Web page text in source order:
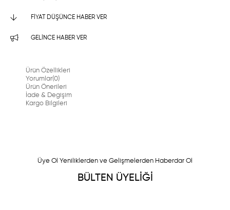
FIYAT DÜŞÜNCE HABER VER
GELINCE HABER VER
Ürün Özellikleri
Yorumlar(0)
Ürün Önerileri
İade & Degişim
Kargo Bilgileri
Üye Ol Yeniliklerden ve Gelişmelerden Haberdar Ol
BÜLTEN ÜYELİĞİ